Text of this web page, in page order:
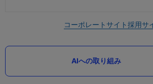
コーポレートサイト採用サ
AIへの取り組み